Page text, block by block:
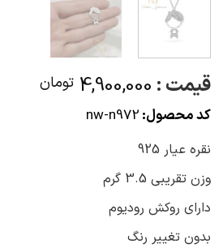
قیمت : 4,900,000 تومان
کد محصول:nw-n972
نقره عیار 925
وزن تقریبی 3.5 گرم
دارای روکش رودیوم
بدون تغییر رنگ